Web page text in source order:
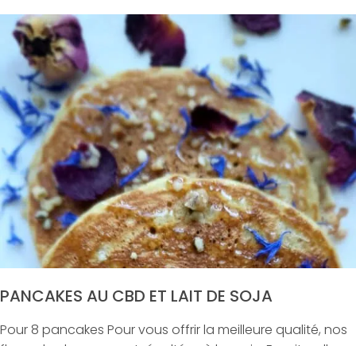
PANCAKES AU CBD ET LAIT DE SOJA
Pour 8 pancakes Pour vous offrir la meilleure qualité, nos